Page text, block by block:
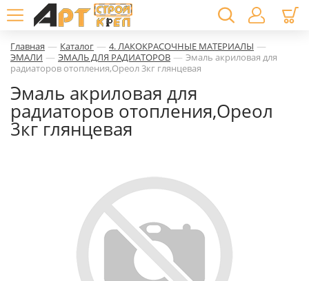
Главная — Каталог — 4. ЛАКОКРАСОЧНЫЕ МАТЕРИАЛЫ —
ЭМАЛИ — ЭМАЛЬ ДЛЯ РАДИАТОРОВ — Эмаль акриловая для
радиаторов отопления,Ореол 3кг глянцевая
Эмаль акриловая для
радиаторов отопления,Ореол
3кг глянцевая